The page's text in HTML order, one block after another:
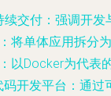
续交付 ：强调开
：将单体应用拆分
：以Docker为代表
开发平台 ：通